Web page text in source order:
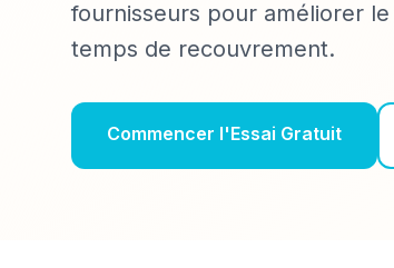
fournisseurs pour améliorer
temps de recouvrement.
Commencer l'Essai Gratuit